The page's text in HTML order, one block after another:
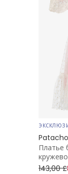
Платье
143,00 £